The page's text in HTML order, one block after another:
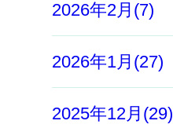
2026年2月(7)
2026年1月(27)
2025年12月(29)